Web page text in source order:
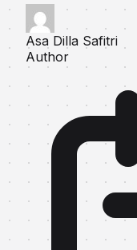
Asa Dilla Safitri
Author